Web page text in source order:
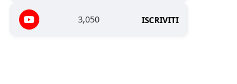
3,050 ISCRIVITI